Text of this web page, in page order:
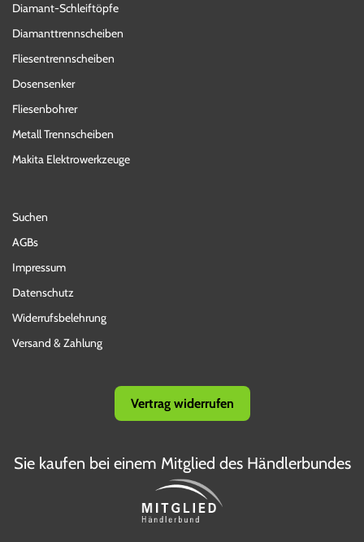
Diamant-Schleiftöpfe
Diamanttrennscheiben
Fliesentrennscheiben
Dosensenker
Fliesenbohrer
Metall Trennscheiben
Makita Elektrowerkzeuge
Suchen
AGBs
Impressum
Datenschutz
Widerrufsbelehrung
Versand & Zahlung
Vertrag widerrufen
Sie kaufen bei einem Mitglied des Händlerbundes